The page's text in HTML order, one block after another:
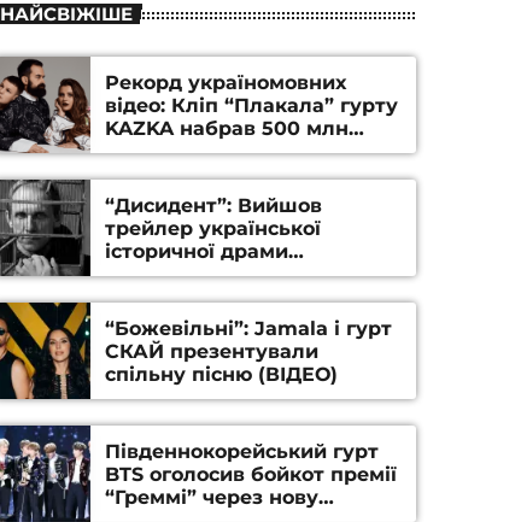
НАЙСВІЖІШЕ
Рекорд україномовних
відео: Кліп “Плакала” гурту
KAZKA набрав 500 млн
переглядів на YouTube
“Дисидент”: Вийшов
трейлер української
історичної драми
Станіслава Гуренка та
Андрія Алфьорова (ВІДЕО)
“Божевільні”: Jamala і гурт
СКАЙ презентували
спільну пісню (ВІДЕО)
Південнокорейський гурт
BTS оголосив бойкот премії
“Греммі” через нову